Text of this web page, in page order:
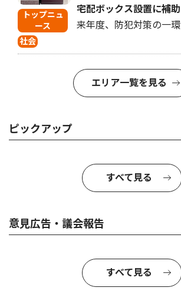
トップニュ
ース
社会
宅配ボックス設置に補助
来年度、防犯対策の一環
エリア一覧を見る
ピックアップ
すべて見る
意見広告・議会報告
すべて見る